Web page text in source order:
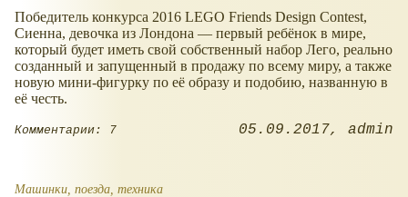
Победитель конкурса 2016 LEGO Friends Design Contest,
Сиенна, девочка из Лондона — первый ребёнок в мире,
который будет иметь свой собственный набор Лего, реально
созданный и запущенный в продажу по всему миру, а также
новую мини-фигурку по её образу и подобию, названную в
её честь.
Комментарии: 7 05.09.2017 admin
Машинки, поезда, техника